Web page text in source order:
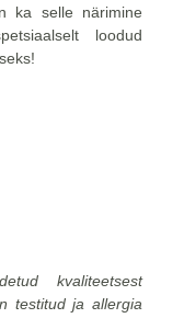
ka selle närimine
loodud
kvaliteetsest
testitud ja allergia